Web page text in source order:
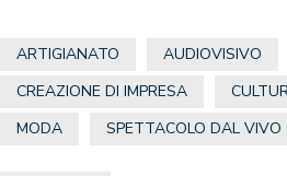
ARTIGIANATO AUDIOVISIVO
CREAZIONE DI IMPRESA
MODA
SPETTACOLO DAL VIVO